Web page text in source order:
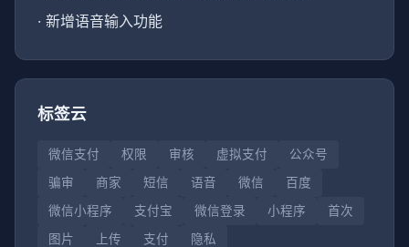
· 新增语音输入功能
标签云
微信支付 权限 审核 虚拟支付
公众号
骗审
商家 短信 语音 微信
百度
微信小程序
支付宝 微信登录 小程序
首次
图片
上传 支付 隐私